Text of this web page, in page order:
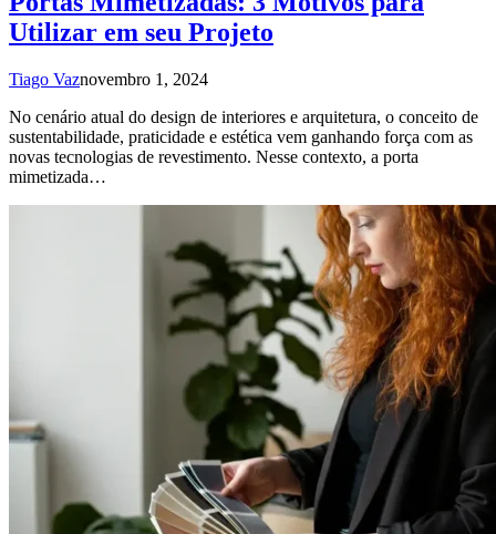
Utilizar em seu Projeto
Tiago Vaznovembro 1, 2024
No cenário atual do design de interiores e arquitetura, o conceito de
sustentabilidade, praticidade e estética vem ganhando força com as
novas tecnologias de revestimento. Nesse contexto, a porta
mimetizada…